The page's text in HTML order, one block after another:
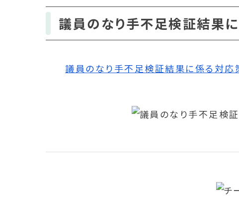
議員のなり手不足検証結果
議員のなり手不足検証結果に係る対